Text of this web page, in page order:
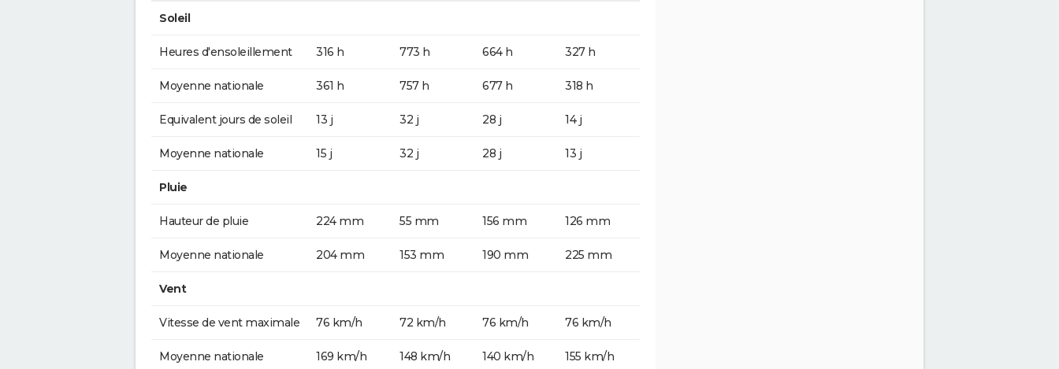
Soleil
Heures d'ensoleillement 316 h 773 h 664 h 327 h
Moyenne nationale 361 h 757 h 677 h 318 h
Equivalent jours de soleil 13 j 32 j 28 j 14 j
Moyenne nationale 15 j 32 j 28 j 13 j
Pluie
Hauteur de pluie 224 mm 55 mm 156 mm 126 mm
Moyenne nationale 204 mm 153 mm 190 mm 225 mm
Vent
Vitesse de vent maximale 76 km/h 72 km/h 76 km/h 76 km/h
Moyenne nationale 169 km/h 148 km/h 140 km/h 155 km/h